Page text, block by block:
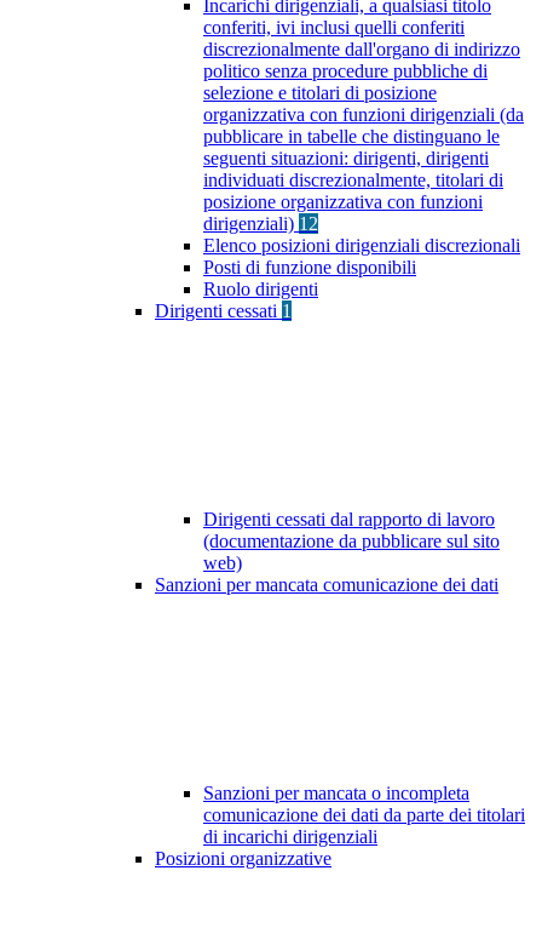
Incarichi dirigenziali, a qualsiasi titolo
conferiti, ivi inclusi quelli conferiti
discrezionalmente dall'organo di indirizzo
politico senza procedure pubbliche di
selezione e titolari di posizione
organizzativa con funzioni dirigenziali (da
pubblicare in tabelle che distinguano le
seguenti situazioni: dirigenti, dirigenti
individuati discrezionalmente, titolari di
posizione organizzativa con funzioni
dirigenziali) 12
Elenco posizioni dirigenziali discrezionali
Posti di funzione disponibili
Ruolo dirigenti
Dirigenti cessati 1
Dirigenti cessati dal rapporto di lavoro
(documentazione da pubblicare sul sito
web)
Sanzioni per mancata comunicazione dei dati
Sanzioni per mancata o incompleta
comunicazione dei dati da parte dei titolari
di incarichi dirigenziali
Posizioni organizzative